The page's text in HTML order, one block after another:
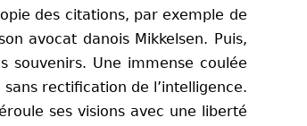
des citations, par exemple de
avocat danois Mikkelsen. Puis,
souvenirs. Une immense coulée
rectification de l’intelligence.
ses visions avec une liberté